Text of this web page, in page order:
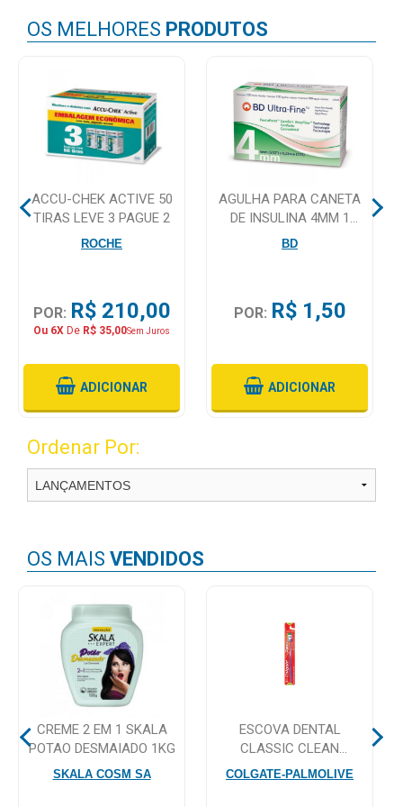
Mamãe
Medicamentos
Beleza
Proteção
Dermocosméticos
Dieta
Suplemento
Saúde
Bem-
Aparelhos
Monitores
Primeiros
Socorros
Utilidade
OS MELHORES PRODUTOS
ACCU-CHEK ACTIVE 50
TIRAS LEVE 3 PAGUE 2
ROCHE
POR: R$ 210,00
Ou 6X De R$ 35,00Sem Juros
ADICIONAR
AGULHA PARA CANETA
DE INSULINA 4MM 1
UNIDADE
BD
POR: R$ 1,50
ADICIONAR
Ordenar Por:
OS MAIS VENDIDOS
CREME 2 EM 1 SKALA
POTAO DESMAIADO 1KG
SKALA COSM SA
ESCOVA DENTAL
CLASSIC CLEAN
COLGATE
COLGATE-PALMOLIVE